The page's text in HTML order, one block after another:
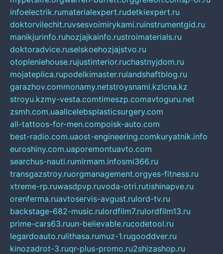
infoelectrik.rumaterialexpert.rudetkiexpert.ru
doktorvilechit.ruvsesvoimirykami.ruinstrumentgid.ru
manikjurinfo.ruhozjajkainfo.rustroimaterials.ru
doktoradvice.ruselskoehozjajstvo.ru
otopleniehouse.rujustinterior.ruchastnyjdom.ru
mojateplica.rupodelkimaster.rulandshaftblog.ru
garazhov.commonamy.netstroysnami.kzlcna.kz
stroyu.kzmy-vesta.comtimeszp.comavtoguru.net
zsmh.com.uaallcelebsplasticsurgery.com
all-tattoos-for-men.compoisk-auto.com
best-radio.com.uaost-engineering.comkuryatnik.info
euroshiny.com.uaporemontuavto.com
searchus-nauti.rumirmam.infosmi366.ru
transgazstroy.ruorgmanagement.orgyes-fitness.ru
xtreme-rp.ruwasdpvp.ruvoda-otri.rutishinapve.ru
orenferma.ruavtoservis-avgust.rulord-tv.ru
backstage-682-music.rulordfilm7.rulordfilm13.ru
prime-cars63.ruun-believable.rucodetool.ru
legardoauto.rulithasa.rumuz-1.rugooddver.ru
kinozadrot-3.ruqr-plus-promo.ru2shizashop.ru